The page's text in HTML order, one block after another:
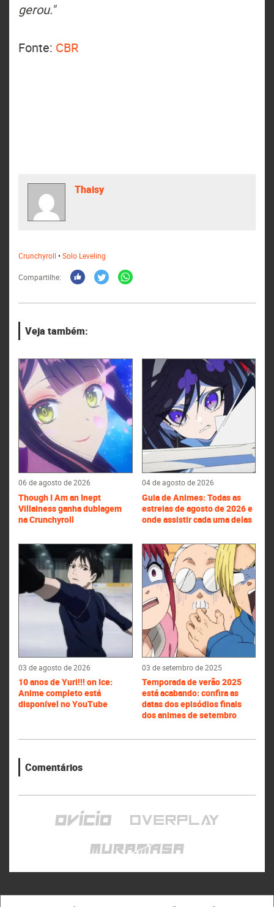
gerou."
Fonte: CBR
Thaisy
Crunchyroll •Solo Leveling
Compartilhe:
Veja também:
06 de agosto de 2026
Though I Am an Inept
Villainess ganha dublagem
na Crunchyroll
04 de agosto de 2026
Guia de Animes: Todas as
estreias de agosto de 2026 e
onde assistir cada uma delas
03 de agosto de 2026
10 anos de Yuri!!! on Ice:
Anime completo está
disponível no YouTube
03 de setembro de 2025
Temporada de verão 2025
está acabando: confira as
datas dos episódios finais
dos animes de setembro
Comentários